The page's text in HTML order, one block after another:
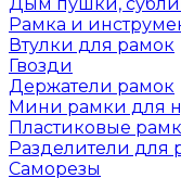
Рамка и
Втулки для рамок
Гвозди
Держатели рамок
Мини рамки для
Пластиковые
Разделители для
Саморезы